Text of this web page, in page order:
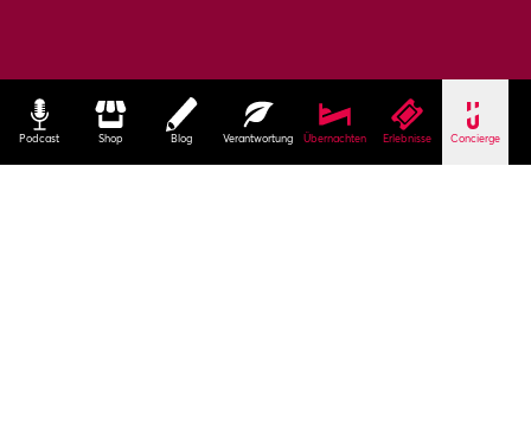
Podcast Shop Blog Verantwortung Übernachten Erlebnisse Concierge